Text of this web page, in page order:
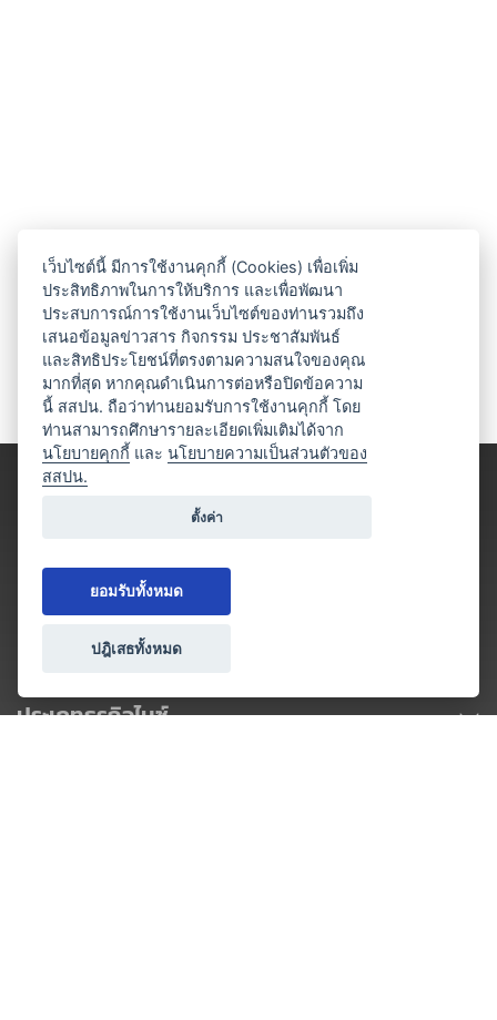
ประเภทธุรกิจไมซ์
เว็บไซต์นี้ มีการใช้งานคุกกี้ (Cookies) เพื่อเพิ่ม
ประสิทธิภาพในการให้บริการ และเพื่อพัฒนา
ประสบการณ์การใช้งานเว็บไซต์ของท่านรวมถึง
เสนอข้อมูลข่าวสาร กิจกรรม ประชาสัมพันธ์
และสิทธิประโยชน์ที่ตรงตามความสนใจของคุณ
มากที่สุด หากคุณดำเนินการต่อหรือปิดข้อความ
นี้ สสปน. ถือว่าท่านยอมรับการใช้งานคุกกี้ โดย
ท่านสามารถศึกษารายละเอียดเพิ่มเติมได้จาก
นโยบายคุกกี้ และนโยบายความเป็นส่วนตัวของ
สสปน.
ตั้งค่า
ยอมรับทั้งหมด
ปฎิเสธทั้งหมด